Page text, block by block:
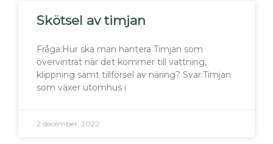
Skötsel av timjan
Fråga:Hur ska man hantera Timjan som
övervintrat när det kommer till vattning,
klippning samt tillförsel av näring? Svar:Timjan
som växer utomhus i
2 december, 2022